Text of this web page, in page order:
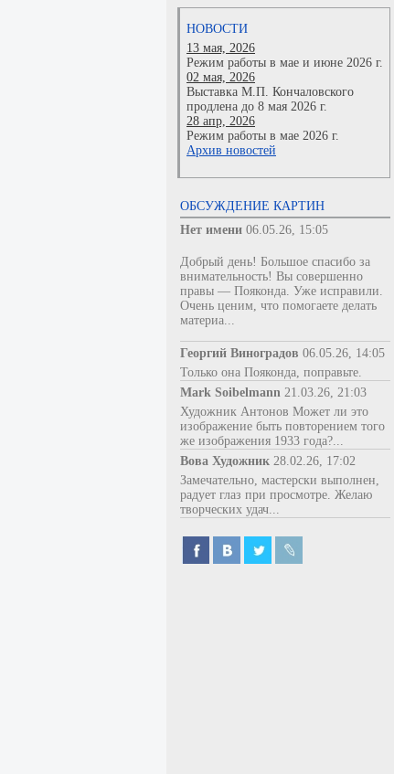
НОВОСТИ
13 мая, 2026
Режим работы в мае и июне 2026 г.
02 мая, 2026
Выставка М.П. Кончаловского
продлена до 8 мая 2026 г.
28 апр, 2026
Режим работы в мае 2026 г.
Архив новостей
ОБСУЖДЕНИЕ КАРТИН
Нет имени 06.05.26, 15:05
Добрый день! Большое спасибо за
внимательность! Вы совершенно
правы — Пояконда. Уже исправили.
Очень ценим, что помогаете делать
материа...
Георгий Виноградов 06.05.26, 14:05
Только она Пояконда, поправьте.
Mark Soibelmann 21.03.26, 21:03
Художник Антонов Может ли это
изображение быть повторением того
же изображения 1933 года?...
Вова Художник 28.02.26, 17:02
Замечательно, мастерски выполнен,
радует глаз при просмотре. Желаю
творческих удач...